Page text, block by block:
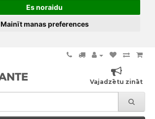
Es noraidu
Mainīt manas preferences
Vajadzētu zināt